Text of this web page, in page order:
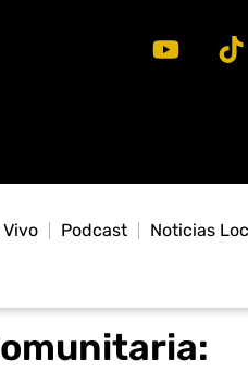
Vivo Podcast Noticias